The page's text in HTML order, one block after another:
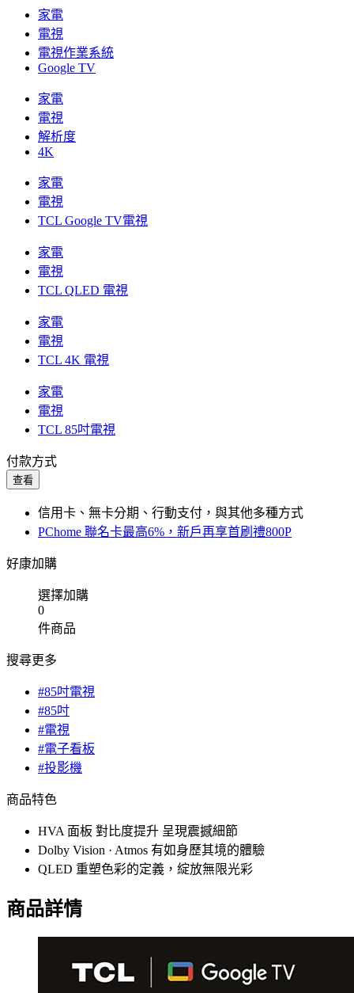
家電
電視
電視作業系統
Google TV
家電
電視
解析度
4K
家電
電視
TCL Google TV電視
家電
電視
TCL QLED 電視
家電
電視
TCL 4K 電視
家電
電視
TCL 85吋電視
付款方式
查看
信用卡、無卡分期、行動支付，與其他多種方式
PChome 聯名卡最高6%，新戶再享首刷禮800P
好康加購
選擇加購
0
件商品
搜尋更多
#85吋電視
#85吋
#電視
#電子看板
#投影機
商品特色
HVA 面板 對比度提升 呈現震撼細節
Dolby Vision · Atmos 有如身歷其境的體驗
QLED 重塑色彩的定義，綻放無限光彩
商品詳情